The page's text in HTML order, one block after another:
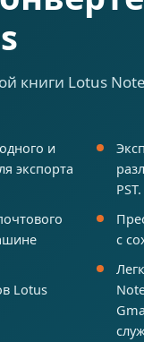
книги Lotus
и
экспорта
PST.
с
Lotus